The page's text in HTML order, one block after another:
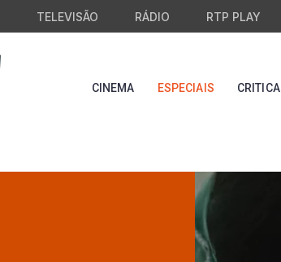
TELEVISÃO RÁDIO RTP PLAY
CINEMA ESPECIAIS CRITICA